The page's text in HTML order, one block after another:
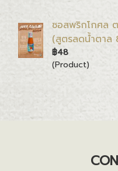
ซอสพริกโกศล
(สูตรลดน้ำตาล
฿48
(Product)